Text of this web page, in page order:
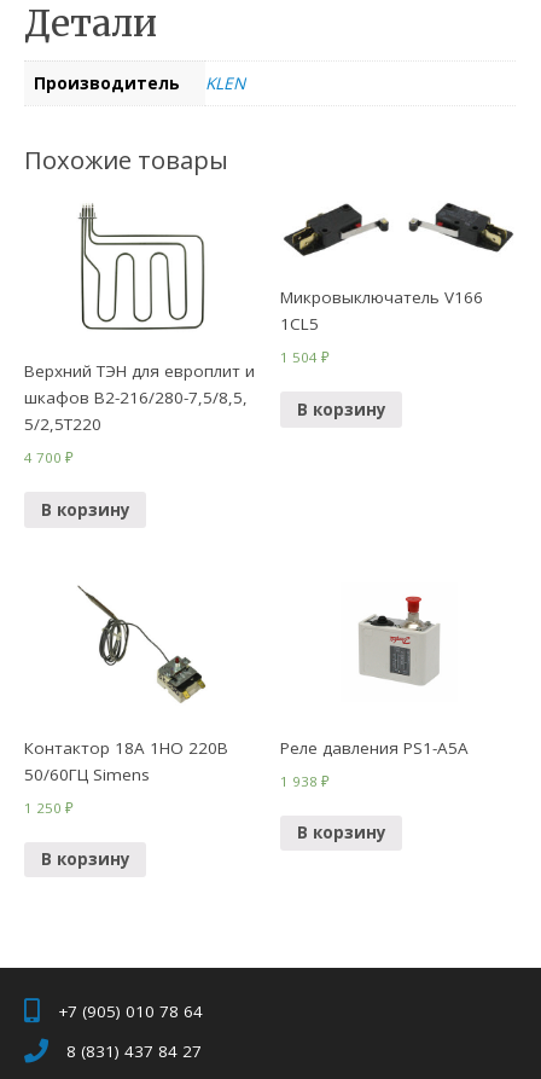
Детали
Производитель KLEN
Похожие товары
Верхний ТЭН для европлит и
шкафов В2-216/280-7,5/8,5,
5/2,5Т220
4 700₽
В корзину
Микровыключатель V166
1CL5
1 504₽
В корзину
Контактор 18А 1НО 220В
50/60ГЦ Simens
1 250₽
В корзину
Реле давления PS1-А5А
1 938₽
В корзину
+7 (905) 010 78 64
8 (831) 437 84 27